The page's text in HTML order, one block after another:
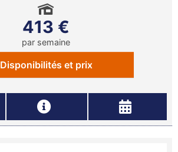
413 €
par semaine
Disponibilités et prix